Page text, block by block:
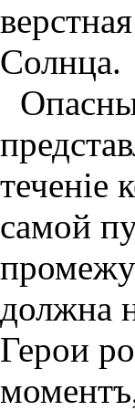
Солнца.
теченiе
самой
должна
Герои